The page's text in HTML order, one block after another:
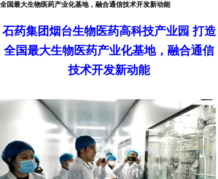
全国最大生物医药产业化基地，融合通信技术开发新动能
石药集团烟台生物医药高科技产业园 打造
全国最大生物医药产业化基地，融合通信
技术开发新动能